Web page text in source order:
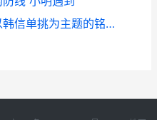
韩信单挑铭文出装策略（以韩信单挑为主题的铭文出装策略 韩信铭文搭配2021打野